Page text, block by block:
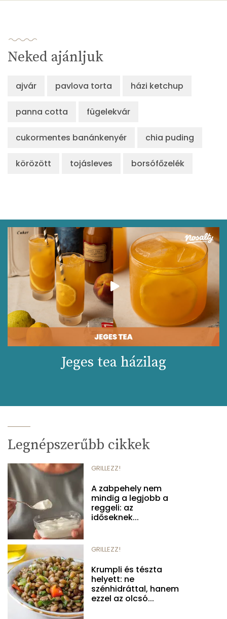
Neked ajánljuk
ajvár pavlova torta házi ketchup
panna cotta fügelekvár
cukormentes banánkenyér chia puding
körözött tojásleves borsófőzelék
Jeges tea házilag
Legnépszerűbb cikkek
GRILLEZZ!
A zabpehely nem
mindig a legjobb a
reggeli: az
időseknek...
GRILLEZZ!
Krumpli és tészta
helyett: ne
szénhidráttal, hanem
ezzel az olcsó...